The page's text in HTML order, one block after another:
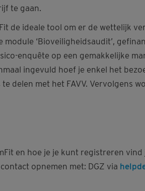
te gaan.
de ideale tool om er de wettelijk
module ‘Bioveiligheidsaudit’,
enquête op een gemakkelijke
ingevuld hoef je enkel het
te delen met het FAVV. Vervolgens
en hoe je je kunt registreren vind
opnemen met: DGZ via